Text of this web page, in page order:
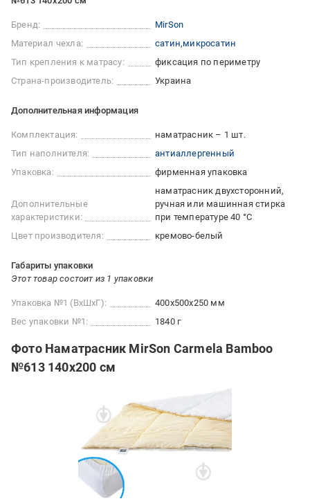
Бренд:
MirSon
Материал чехла:
сатин микросатин
Тип крепления к матрасу:
фиксация по периметру
Страна-производитель:
Украина
Дополнительная информация
Комплектация:
наматрасник – 1 шт.
Тип наполнителя:
антиаллергенный
Упаковка:
фирменная упаковка
Дополнительные
характеристики:
наматрасник двухсторонний
ручная или машинная стирка
при температуре 40 °C
Цвет производителя:
кремово-белый
Габариты упаковки
Этот товар состоит из 1 упаковки
Упаковка №1 (ВхШхГ):
400x500x250 мм
Вес упаковки №1:
1840 г
Фото Наматрасник MirSon Carmela Bamboo
№613 140x200 см